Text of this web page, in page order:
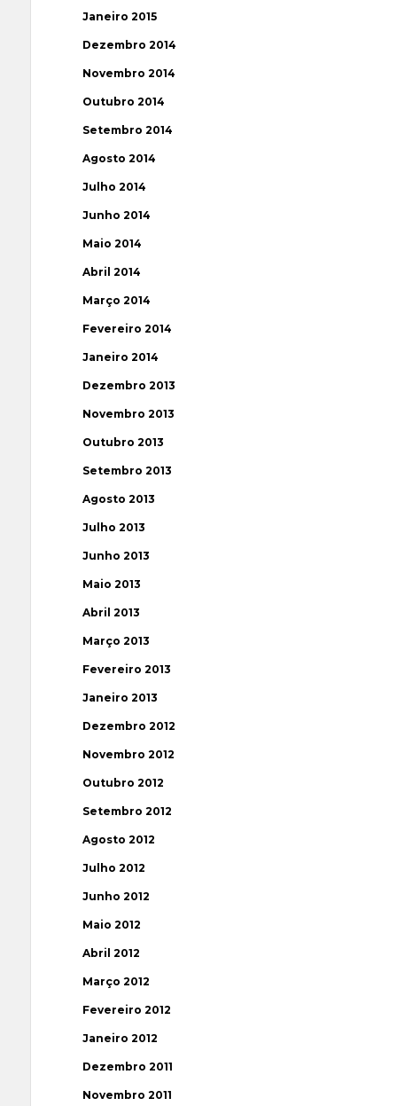
Janeiro 2015
Dezembro 2014
Novembro 2014
Outubro 2014
Setembro 2014
Agosto 2014
Julho 2014
Junho 2014
Maio 2014
Abril 2014
Março 2014
Fevereiro 2014
Janeiro 2014
Dezembro 2013
Novembro 2013
Outubro 2013
Setembro 2013
Agosto 2013
Julho 2013
Junho 2013
Maio 2013
Abril 2013
Março 2013
Fevereiro 2013
Janeiro 2013
Dezembro 2012
Novembro 2012
Outubro 2012
Setembro 2012
Agosto 2012
Julho 2012
Junho 2012
Maio 2012
Abril 2012
Março 2012
Fevereiro 2012
Janeiro 2012
Dezembro 2011
Novembro 2011